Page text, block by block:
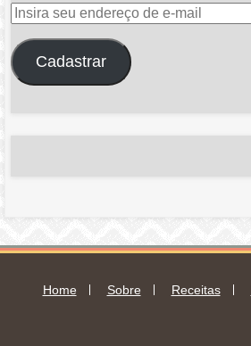
Insira
endereço
de
Cadastrar
Home Sobre Receitas